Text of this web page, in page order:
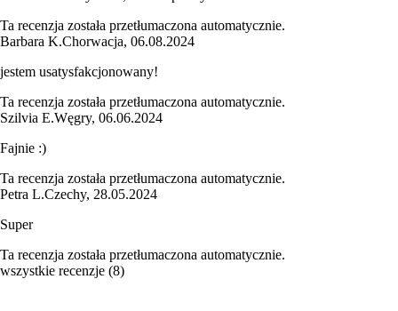
Ta recenzja została przetłumaczona automatycznie.
Barbara K.Chorwacja, 06.08.2024
jestem usatysfakcjonowany!
Ta recenzja została przetłumaczona automatycznie.
Szilvia E.Węgry, 06.06.2024
Fajnie :)
Ta recenzja została przetłumaczona automatycznie.
Petra L.Czechy, 28.05.2024
Super
Ta recenzja została przetłumaczona automatycznie.
wszystkie recenzje (8)